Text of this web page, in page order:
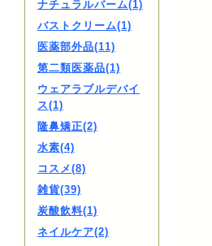
ナチュラルバーム(1)
バストクリーム(1)
医薬部外品(11)
第二類医薬品(1)
ウェアラブルデバイ
ス(1)
隆鼻矯正(2)
水素(4)
コスメ(8)
雑貨(39)
炭酸飲料(1)
ネイルケア(2)